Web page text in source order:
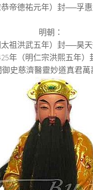
恭帝德祐元年）封──孚
明朝：
太祖洪武五年）封──昊
年（明仁宗洪熙五年
史慈濟醫靈妙道真君